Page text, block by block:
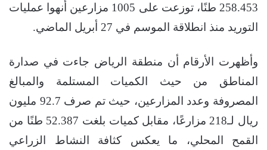
258.453 طنًا، توزعت على 1005 مزارعين أنهوا عمليات
التوريد منذ انطلاقة الموسم في 27 أبريل الماضي.
وأظهرت الأرقام أن منطقة الرياض جاءت في صدارة
المناطق من حيث الكميات المستلمة والمبالغ
المصروفة وعدد المزارعين، حيث تم صرف 92.7 مليون
ريال لـ218 مزارعًا، مقابل كميات بلغت 52.387 طنًا من
القمح المحلي، ما يعكس كثافة النشاط الزراعي